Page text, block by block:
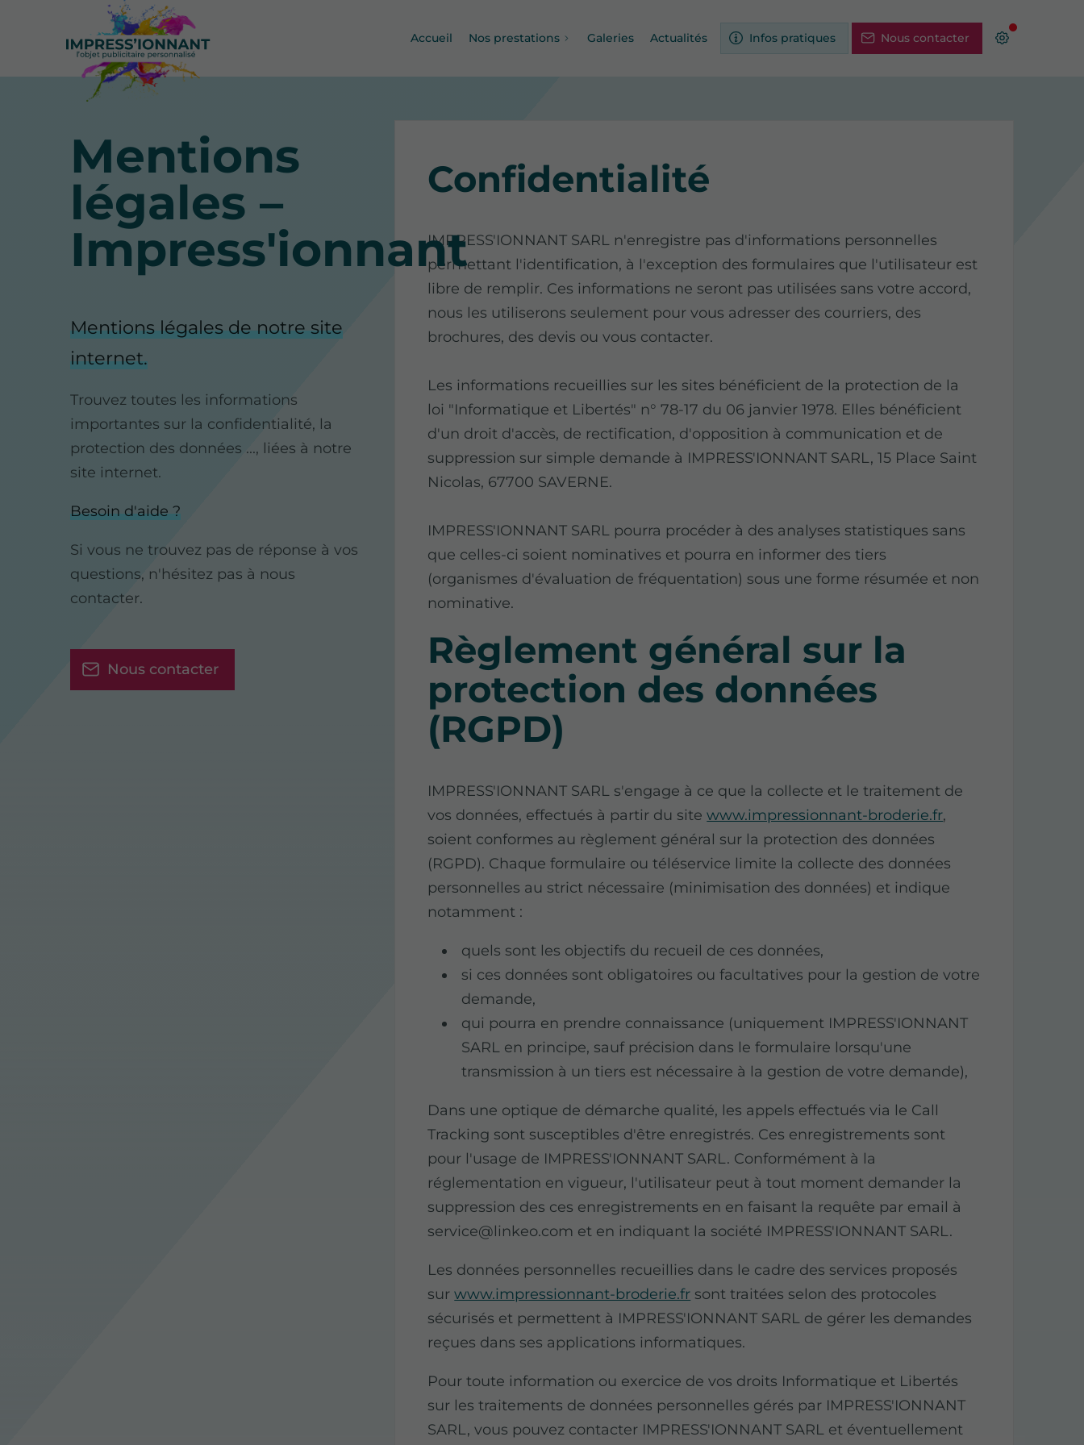
Accueil Nos prestations Galeries Actualités Infos pratiques Nous contacter
Mentions
légales –
Impress'ionnant
Mentions légales de notre site
internet.
Trouvez toutes les informations
importantes sur la confidentialité, la
protection des données ..., liées à notre
site internet.
Besoin d'aide ?
Si vous ne trouvez pas de réponse à vos
questions, n'hésitez pas à nous
contacter.
Nous contacter
Confidentialité
IMPRESS'IONNANT SARL n'enregistre pas d'informations personnelles
permettant l'identification, à l'exception des formulaires que l'utilisateur est
libre de remplir. Ces informations ne seront pas utilisées sans votre accord,
nous les utiliserons seulement pour vous adresser des courriers, des
brochures, des devis ou vous contacter.
Les informations recueillies sur les sites bénéficient de la protection de la
loi "Informatique et Libertés" n° 78-17 du 06 janvier 1978. Elles bénéficient
d'un droit d'accès, de rectification, d'opposition à communication et de
suppression sur simple demande à IMPRESS'IONNANT SARL, 15 Place Saint
Nicolas, 67700 SAVERNE.
IMPRESS'IONNANT SARL pourra procéder à des analyses statistiques sans
que celles-ci soient nominatives et pourra en informer des tiers
(organismes d'évaluation de fréquentation) sous une forme résumée et non
nominative.
Règlement général sur la
protection des données
(RGPD)
IMPRESS'IONNANT SARL s'engage à ce que la collecte et le traitement de
vos données, effectués à partir du sitewww.impressionnant-broderie.fr,
soient conformes au règlement général sur la protection des données
(RGPD). Chaque formulaire ou téléservice limite la collecte des données
personnelles au strict nécessaire (minimisation des données) et indique
notamment :
quels sont les objectifs du recueil de ces données,
si ces données sont obligatoires ou facultatives pour la gestion de votre
demande,
qui pourra en prendre connaissance (uniquement IMPRESS'IONNANT
SARL en principe, sauf précision dans le formulaire lorsqu'une
transmission à un tiers est nécessaire à la gestion de votre demande),
Dans une optique de démarche qualité, les appels effectués via le Call
Tracking sont susceptibles d'être enregistrés. Ces enregistrements sont
pour l'usage de IMPRESS'IONNANT SARL. Conformément à la
réglementation en vigueur, l'utilisateur peut à tout moment demander la
suppression des ces enregistrements en en faisant la requête par email à
service@linkeo.com et en indiquant la société IMPRESS'IONNANT SARL.
Les données personnelles recueillies dans le cadre des services proposés
surwww.impressionnant-broderie.fr sont traitées selon des protocoles
sécurisés et permettent à IMPRESS'IONNANT SARL de gérer les demandes
reçues dans ses applications informatiques.
Pour toute information ou exercice de vos droits Informatique et Libertés
sur les traitements de données personnelles gérés par IMPRESS'IONNANT
SARL, vous pouvez contacter IMPRESS'IONNANT SARL et éventuellement